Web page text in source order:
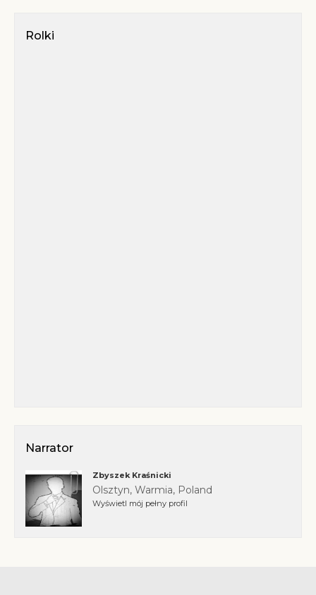
Rolki
Narrator
Zbyszek Kraśnicki
Olsztyn, Warmia, Poland
Wyświetl mój pełny profil